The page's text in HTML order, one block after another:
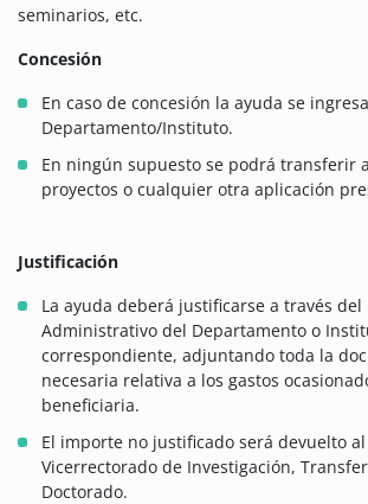
seminarios, etc.
Concesión
En caso de concesión la ayuda se
Departamento/Instituto.
En ningún supuesto se podrá transferir
proyectos o cualquier otra aplicación
Justificación
La ayuda deberá justificarse a través del
Administrativo del Departamento o
correspondiente, adjuntando toda la
necesaria relativa a los gastos
beneficiaria.
El importe no justificado será devuelto
Vicerrectorado de Investigación,
Doctorado.